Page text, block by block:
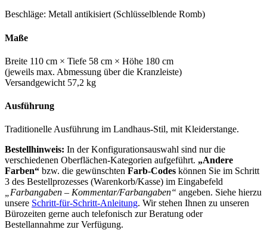
Beschläge: Metall antikisiert (Schlüsselblende Romb)
Maße
Breite 110 cm × Tiefe 58 cm × Höhe 180 cm
(jeweils max. Abmessung über die Kranzleiste)
Versandgewicht 57,2 kg
Ausführung
Traditionelle Ausführung im Landhaus-Stil, mit Kleiderstange.
Bestellhinweis: In der Konfigurationsauswahl sind nur die
verschiedenen Oberflächen-Kategorien aufgeführt. „Andere
Farben“ bzw. die gewünschten Farb-Codes können Sie im Schritt
3 des Bestellprozesses (Warenkorb/Kasse) im Eingabefeld
„Farbangaben – Kommentar/Farbangaben“ angeben. Siehe hierzu
unsere Schritt-für-Schritt-Anleitung. Wir stehen Ihnen zu unseren
Bürozeiten gerne auch telefonisch zur Beratung oder
Bestellannahme zur Verfügung.